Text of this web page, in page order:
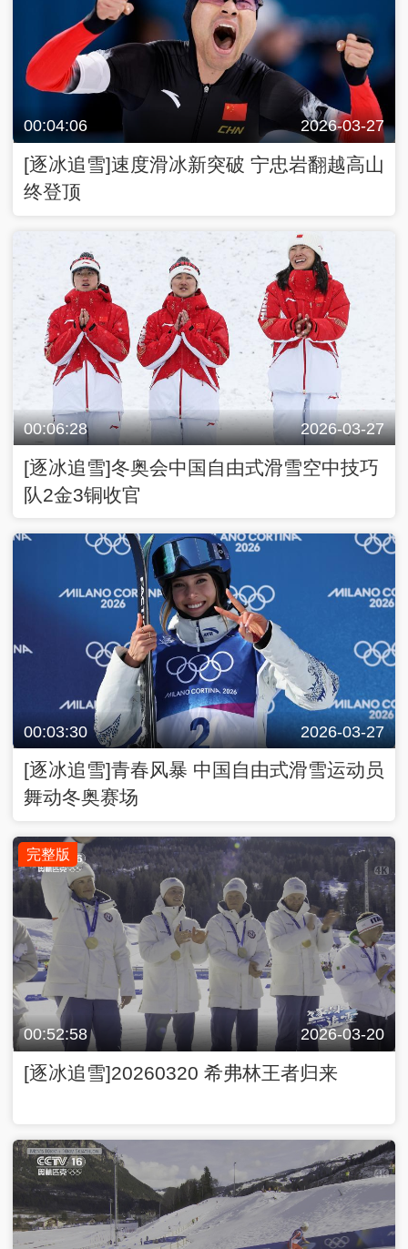
00:04:06 2026-03-27
[逐冰追雪]速度滑冰新突破 宁忠岩翻越高山
终登顶
00:06:28 2026-03-27
[逐冰追雪]冬奥会中国自由式滑雪空中技巧
队2金3铜收官
00:03:30 2026-03-27
[逐冰追雪]青春风暴 中国自由式滑雪运动员
舞动冬奥赛场
完整版
00:52:58 2026-03-20
[逐冰追雪]20260320 希弗林王者归来